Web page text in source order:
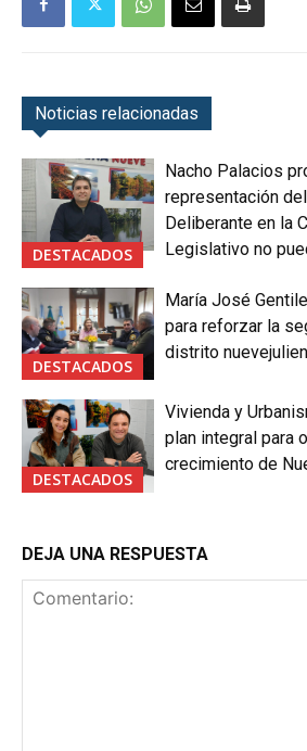
Noticias relacionadas
DESTACADOS
Nacho Palacios
representación
Deliberante en la
Legislativo no
DESTACADOS
María José
para reforzar la
distrito
DESTACADOS
Vivienda y
plan integral para
crecimiento de
DEJA UNA RESPUESTA